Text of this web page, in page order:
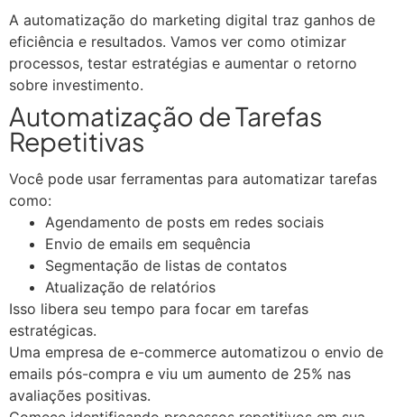
A automatização do marketing digital traz ganhos de
eficiência e resultados. Vamos ver como otimizar
processos, testar estratégias e aumentar o retorno
sobre investimento.
Automatização de Tarefas
Repetitivas
Você pode usar ferramentas para automatizar tarefas
como:
Agendamento de posts em redes sociais
Envio de emails em sequência
Segmentação de listas de contatos
Atualização de relatórios
Isso libera seu tempo para focar em tarefas
estratégicas.
Uma empresa de e-commerce automatizou o envio de
emails pós-compra e viu um aumento de 25% nas
avaliações positivas.